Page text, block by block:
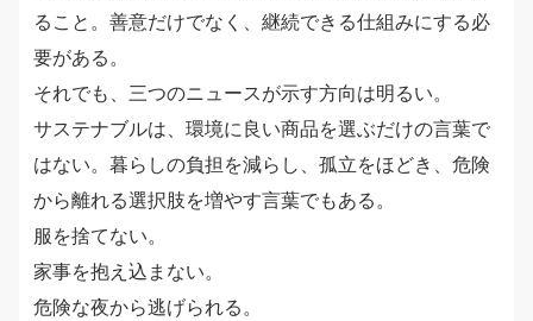
ること。善意だけでなく、継続できる仕組みにする必
要がある。
それでも、三つのニュースが示す方向は明るい。
サステナブルは、環境に良い商品を選ぶだけの言葉で
はない。暮らしの負担を減らし、孤立をほどき、危険
から離れる選択肢を増やす言葉でもある。
服を捨てない。
家事を抱え込まない。
危険な夜から逃げられる。